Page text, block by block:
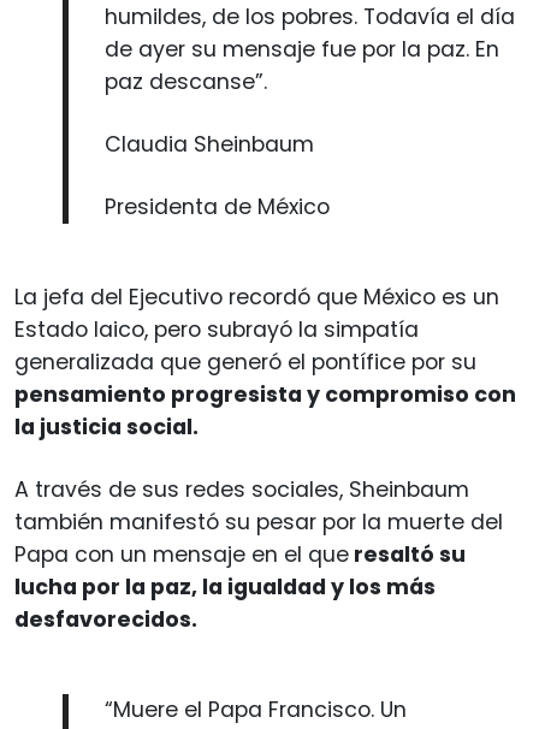
humildes, de los pobres. Todavía el día
de ayer su mensaje fue por la paz. En
paz descanse”.
Claudia Sheinbaum
Presidenta de México
La jefa del Ejecutivo recordó que México es un
Estado laico, pero subrayó la simpatía
generalizada que generó el pontífice por su
pensamiento progresista y compromiso con
la justicia social.
A través de sus redes sociales, Sheinbaum
también manifestó su pesar por la muerte del
Papa con un mensaje en el que resaltó su
lucha por la paz, la igualdad y los más
desfavorecidos.
“Muere el Papa Francisco. Un